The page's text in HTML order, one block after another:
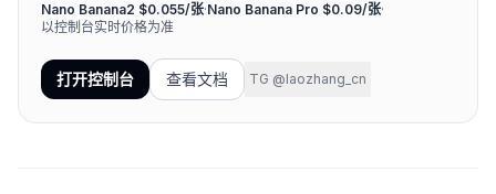
Nano Banana2 $0.055/张·Nano Banana Pro $0.09/张·
以控制台实时价格为准
打开控制台 查看文档 TG @laozhang_cn